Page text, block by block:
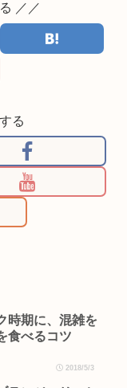
／／
る
時期に、混雑を
食べるコツ
2018/5/3